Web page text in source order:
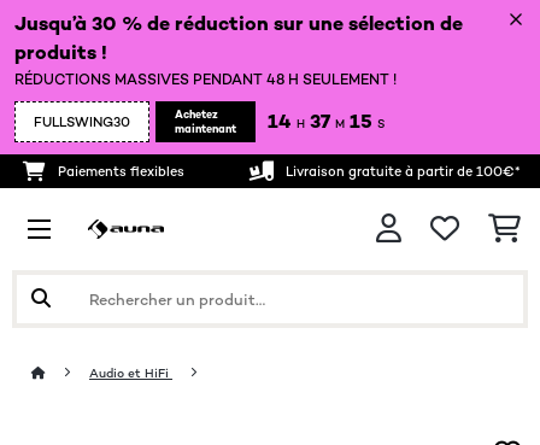
Jusqu’à 30 % de réduction sur une sélection de
produits !
RÉDUCTIONS MASSIVES PENDANT 48 H SEULEMENT !
FULLSWING30
Achetez
maintenant
14 H 37 M 14 S
Paiements flexibles Livraison gratuite à partir de 100€*
Audio et HiFi